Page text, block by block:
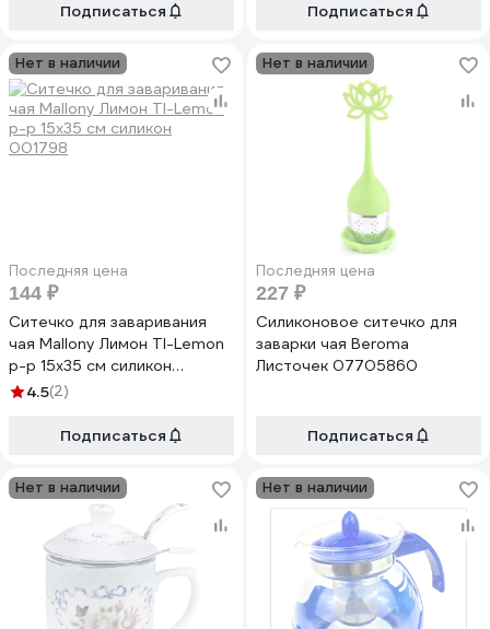
Подписаться Подписаться
Нет в наличии
Последняя цена
144 ₽
Ситечко для заваривания
чая Mallony Лимон TI-Lemon
р-р 15x35 см силикон
001798
4.5(2)
Подписаться
Нет в наличии
Последняя цена
227 ₽
Силиконовое ситечко для
заварки чая Beroma
Листочек 07705860
Подписаться
Нет в наличии Нет в наличии